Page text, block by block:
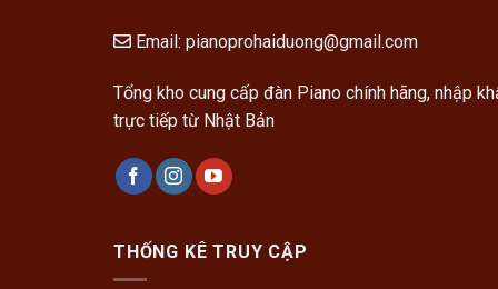
Email: pianoprohaiduong@gmail.com
Tổng kho cung cấp đàn Piano chính hãng, nhập
trực tiếp từ Nhật Bản
THỐNG KÊ TRUY CẬP